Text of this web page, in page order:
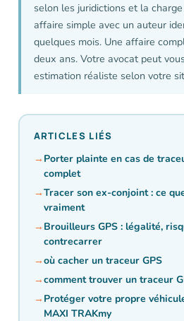
selon les juridictions et la
affaire simple avec un auteur
quelques mois. Une affaire
deux ans. Votre avocat peut
estimation réaliste selon votre
ARTICLES LIÉS
Porter plainte en cas de
complet
Tracer son ex-conjoint : ce
vraiment
Brouilleurs GPS : légalité,
contrecarrer
où cacher un traceur GPS
comment trouver un traceur
Protéger votre propre
MAXI TRAKmy